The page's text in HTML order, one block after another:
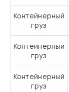
Контейнерный
груз
Контейнерный
груз
Контейнерный
груз